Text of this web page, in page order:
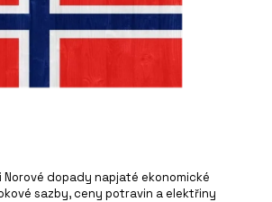
dopady napjaté ekonomické
sazby, ceny potravin a elektřiny